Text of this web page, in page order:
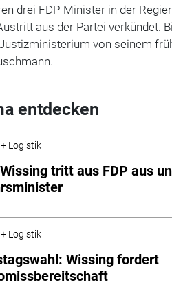
drei FDP-Minister in der
aus der Partei verkündet.
von seinem
entdecken
Logistik
tritt aus FDP aus
Logistik
Wissing fordert